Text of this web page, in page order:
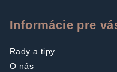
Informácie pre
Rady a tipy
O nás